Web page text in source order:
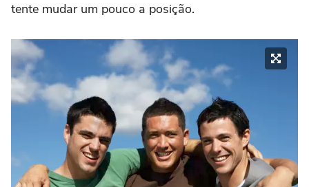
tente mudar um pouco a posição.